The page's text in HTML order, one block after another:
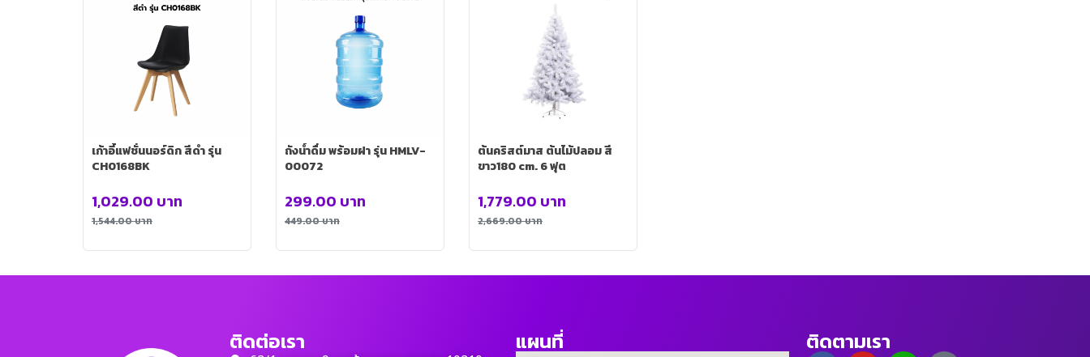
เก้าอี้แฟชั่นนอร์ดิก สีดำ รุ่น
CH0168BK
1,544.00บาท
1,029.00 บาท
ถังน้ำดื่ม พร้อมฝา รุ่น HMLV-
00072
449.00บาท
299.00 บาท
ต้นคริสต์มาส ต้นไม้ปลอม สี
ขาว180 cm. 6 ฟุต
2,669.00บาท
1,779.00 บาท
ติดต่อเรา แผนที่ ติดตามเรา